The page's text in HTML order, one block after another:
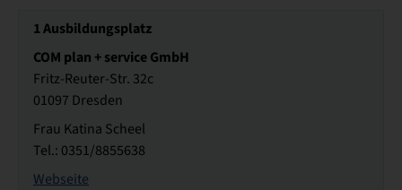
1Ausbildungsplatz
COM plan + service GmbH
Fritz-Reuter-Str. 32c
01097 Dresden
Frau Katina Scheel
Tel.: 0351/8855638
Webseite